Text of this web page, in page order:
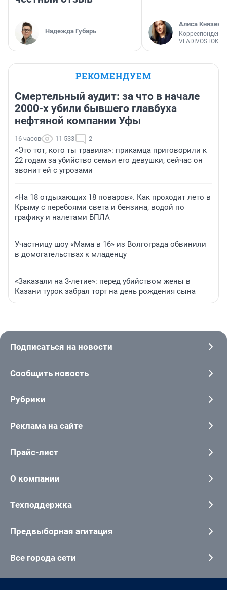
Надежда Губарь
Алиса Князева
Корреспондент
РЕКОМЕНДУЕМ
Смертельный аудит: за что в начале
2000-х убили бывшего главбуха
нефтяной компании Уфы
16 часов 11 533 2
«Это тот, кого ты травила»: прикамца приговорили к
22 годам за убийство семьи его девушки, сейчас он
звонит ей с угрозами
«На 18 отдыхающих 18 поваров». Как проходит лето в
Крыму с перебоями света и бензина, водой по
графику и налетами БПЛА
Участницу шоу «Мама в 16» из Волгограда обвинили
в домогательствах к младенцу
«Заказали на 3-летие»: перед убийством жены в
Казани турок забрал торт на день рождения сына
Подписаться на новости
Сообщить новость
Рубрики
Реклама на сайте
Прайс-лист
О компании
Техподдержка
Предвыборная агитация
Все города сети